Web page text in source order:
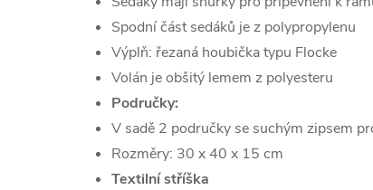
Spodní část sedáků je z polypropylenu
Výplň: řezaná houbička typu Flocke
Volán je obšitý lemem z polyesteru
Područky:
V sadě 2 područky se suchým zipsem
Rozměry: 30 x 40 x 15 cm
Textilní stříška